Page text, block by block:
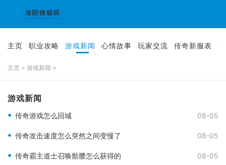
主页 职业攻略 游戏新闻 心情故事 玩家交流 传奇新服表
主页 > 游戏新闻 >
游戏新闻
传奇游戏怎么回城 08-05
传奇攻击速度怎么突然之间变慢了 08-05
传奇霸主道士召唤骷髅怎么获得的 08-05